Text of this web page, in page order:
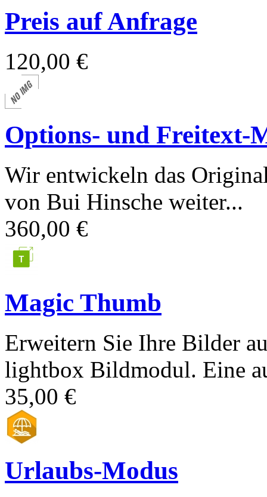
Preis auf Anfrage
120,00 €
Options- und Freitext-
Wir entwickeln das
von Bui Hinsche weiter...
360,00 €
Magic Thumb
Erweitern Sie Ihre Bilder
lightbox Bildmodul. Eine
35,00 €
Urlaubs-Modus